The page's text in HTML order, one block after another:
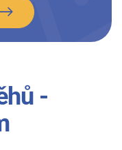
-